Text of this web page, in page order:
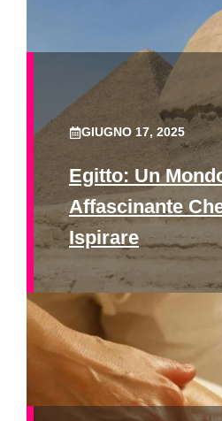
GIUGNO 17, 2025
Egitto: Un
Affascinante
Ispirare